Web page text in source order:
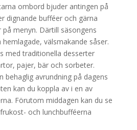
ombord bjuder antingen på
dignande bufféer och gärna
menyn. Därtill säsongens
välsmakande såser.
med traditionella desserter
pajer, bär och sorbeter.
behaglig avrundning på dagens
kan du koppla av i en av
Förutom middagen kan du se
och lunchbufféerna